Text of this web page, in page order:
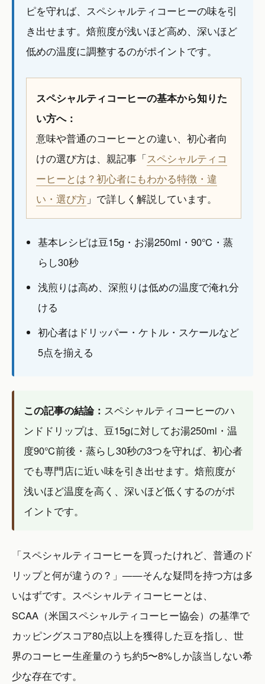
ピを守れば、スペシャルティコーヒーの味を引
き出せます。焙煎度が浅いほど高め、深いほど
低めの温度に調整するのがポイントです。
スペシャルティコーヒーの基本から知りた
い方へ：
意味や普通のコーヒーとの違い、初心者向
けの選び方は、親記事「スペシャルティコ
ーヒーとは？初心者にもわかる特徴・違
い・選び方 」で詳しく解説しています。
基本レシピは豆15g・お湯250ml・90℃・蒸
らし30秒
浅煎りは高め、深煎りは低めの温度で淹れ分
ける
初心者はドリッパー・ケトル・スケールなど
5点を揃える
この記事の結論： スペシャルティコーヒーのハ
ンドドリップは、豆15gに対してお湯250ml・温
度90℃前後・蒸らし30秒の3つを守れば、初心者
でも専門店に近い味を引き出せます。焙煎度が
浅いほど温度を高く、深いほど低くするのがポ
イントです。
「スペシャルティコーヒーを買ったけれど、普通のド
リップと何が違うの？」——そんな疑問を持つ方は多
いはずです。スペシャルティコーヒーとは、
SCAA（米国スペシャルティコーヒー協会）の基準で
カッピングスコア80点以上を獲得した豆を指し、世
界のコーヒー生産量のうち約5〜8%しか該当しない希
少な存在です。